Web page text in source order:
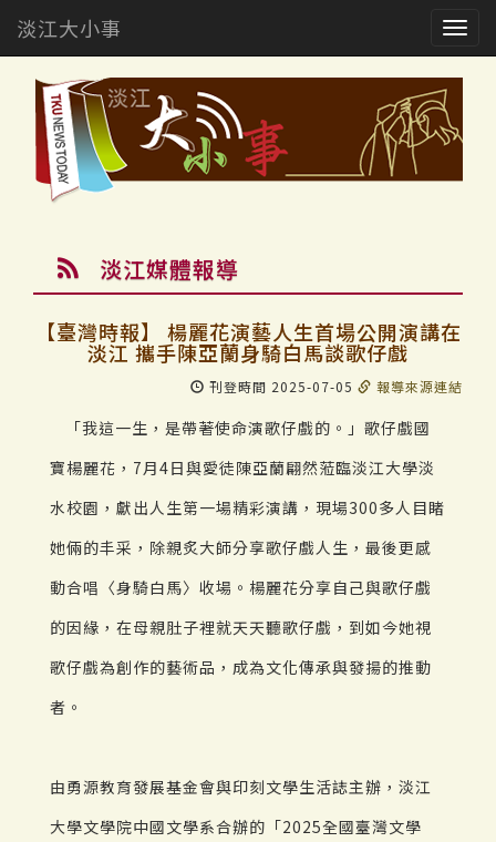
淡江大小事
淡江媒體報導
【臺灣時報】 楊麗花演藝人生首場公開演講在
淡江 攜手陳亞蘭身騎白馬談歌仔戲
刊登時間 2025-07-05 報導來源連結
「我這一生，是帶著使命演歌仔戲的。」歌仔戲國
寶楊麗花，7月4日與愛徒陳亞蘭翩然蒞臨淡江大學淡
水校園，獻出人生第一場精彩演講，現場300多人目睹
她倆的丰采，除親炙大師分享歌仔戲人生，最後更感
動合唱〈身騎白馬〉收場。楊麗花分享自己與歌仔戲
的因緣，在母親肚子裡就天天聽歌仔戲，到如今她視
歌仔戲為創作的藝術品，成為文化傳承與發揚的推動
者。
由勇源教育發展基金會與印刻文學生活誌主辦，淡江
大學文學院中國文學系合辦的「2025全國臺灣文學